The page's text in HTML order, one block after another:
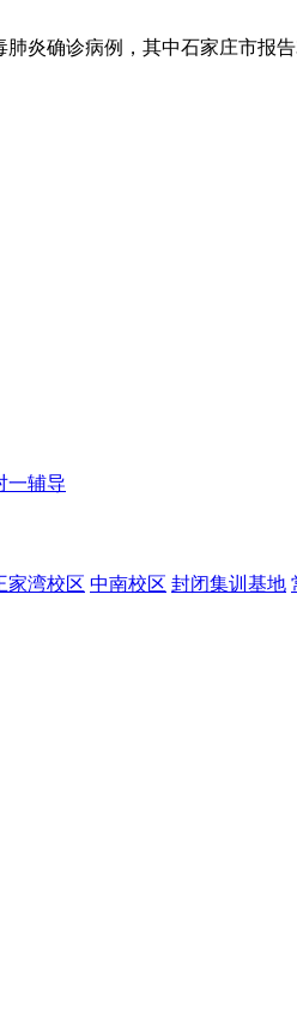
炎确诊病例，其中石家庄市报
一辅导
家湾校区 中南校区 封闭集训基地